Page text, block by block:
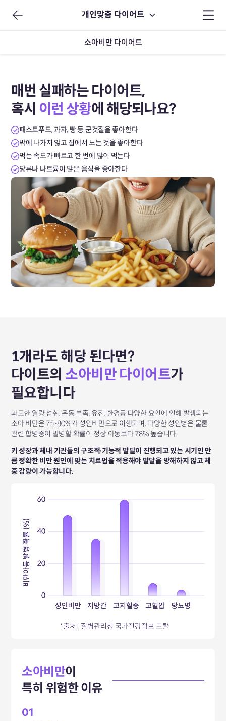
개인맞춤 다이어트
소아비만 다이어트
매번 실패하는 다이어트,
혹시 이런 상황에 해당되나요?
패스트푸드, 과자, 빵 등 군것질을 좋아한다
밖에 나가지 않고 집에서 노는 것을 좋아한다
먹는 속도가 빠르고 한 번에 많이 먹는다
당류나 나트륨이 많은 음식을 좋아한다
1개라도 해당 된다면?
다이트의 소아비만 다이어트가
필요합니다
과도한 열량 섭취, 운동 부족, 유전, 환경등 다양한 요인에 인해 발생되는
소아 비만은 75~80%가 성인비만으로 이행되며, 다양한 성인병은 물론
관련 합병증이 발병할 확률이 정상 아동보다 78% 높습니다.
키 성장과 체내 기관들의 구조적∙기능적 발달이 진행되고 있는 시기인 만
큼 정확한 비만 원인에 맞는 치료법을 적용해야 발달을 방해하지 않고 체
중 감량이 가능합니다.
소아비만이
특히 위험한 이유
01